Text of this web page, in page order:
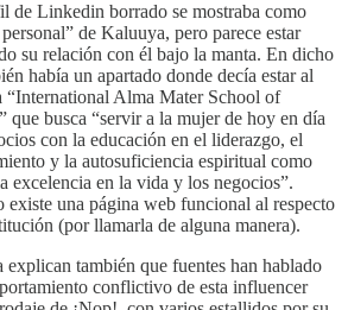
de Linkedin borrado se mostraba como
de Kaluuya, pero parece estar
su relación con él bajo la manta. En dicho
había un apartado donde decía estar al
“International Alma Mater School of
que busca “servir a la mujer de hoy en día
con la educación en el liderazgo, el
y la autosuficiencia espiritual como
excelencia en la vida y los negocios”.
existe una página web funcional al respecto
(por llamarla de alguna manera).
explican también que fuentes han hablado
conflictivo de esta influencer